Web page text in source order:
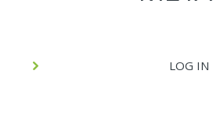
LOG IN